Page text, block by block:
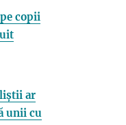
copii
ar
unii cu